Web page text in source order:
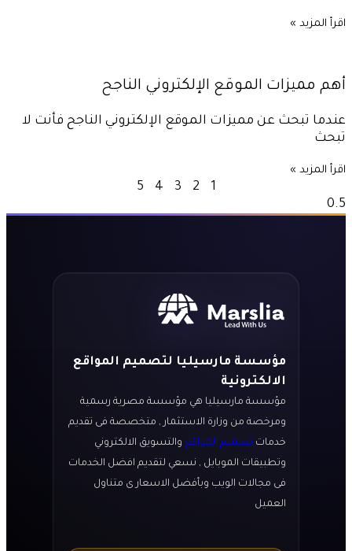
اقرأ المزيد »
أهم مميزات الموقع الإلكتروني الناجح
عندما تبحث عن مميزات الموقع الإلكتروني الناجح فأنت لا
تبحث
اقرأ المزيد »
1
2
3
4
5
مؤسسة مارسيليا لتصميم المواقع
الالكترونية
مؤسسة مارسيليا هي مؤسسة مصرية رسمية
ومرخصة من وزارة الاستثمار , متخصصة فى تقديم
خدمات تصميم المواقع والتسويق الالكتروني
وتطبيقات الموبايل , نسعي لتقديم افضل الخدمات
فى مجالات الويب وبأفضل الاسعار ى متناول
العميل